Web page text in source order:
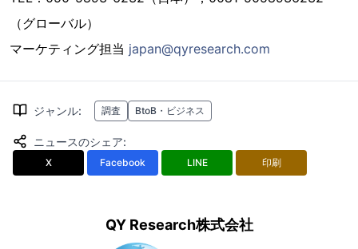
（グローバル）
マーケティング担当 japan@qyresearch.com
ジャンル: 調査 BtoB・ビジネス
ニュースのシェア:
X Facebook LINE 印刷
QY Research株式会社